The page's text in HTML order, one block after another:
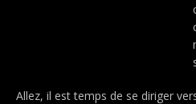
Allez, il est temps de se diriger